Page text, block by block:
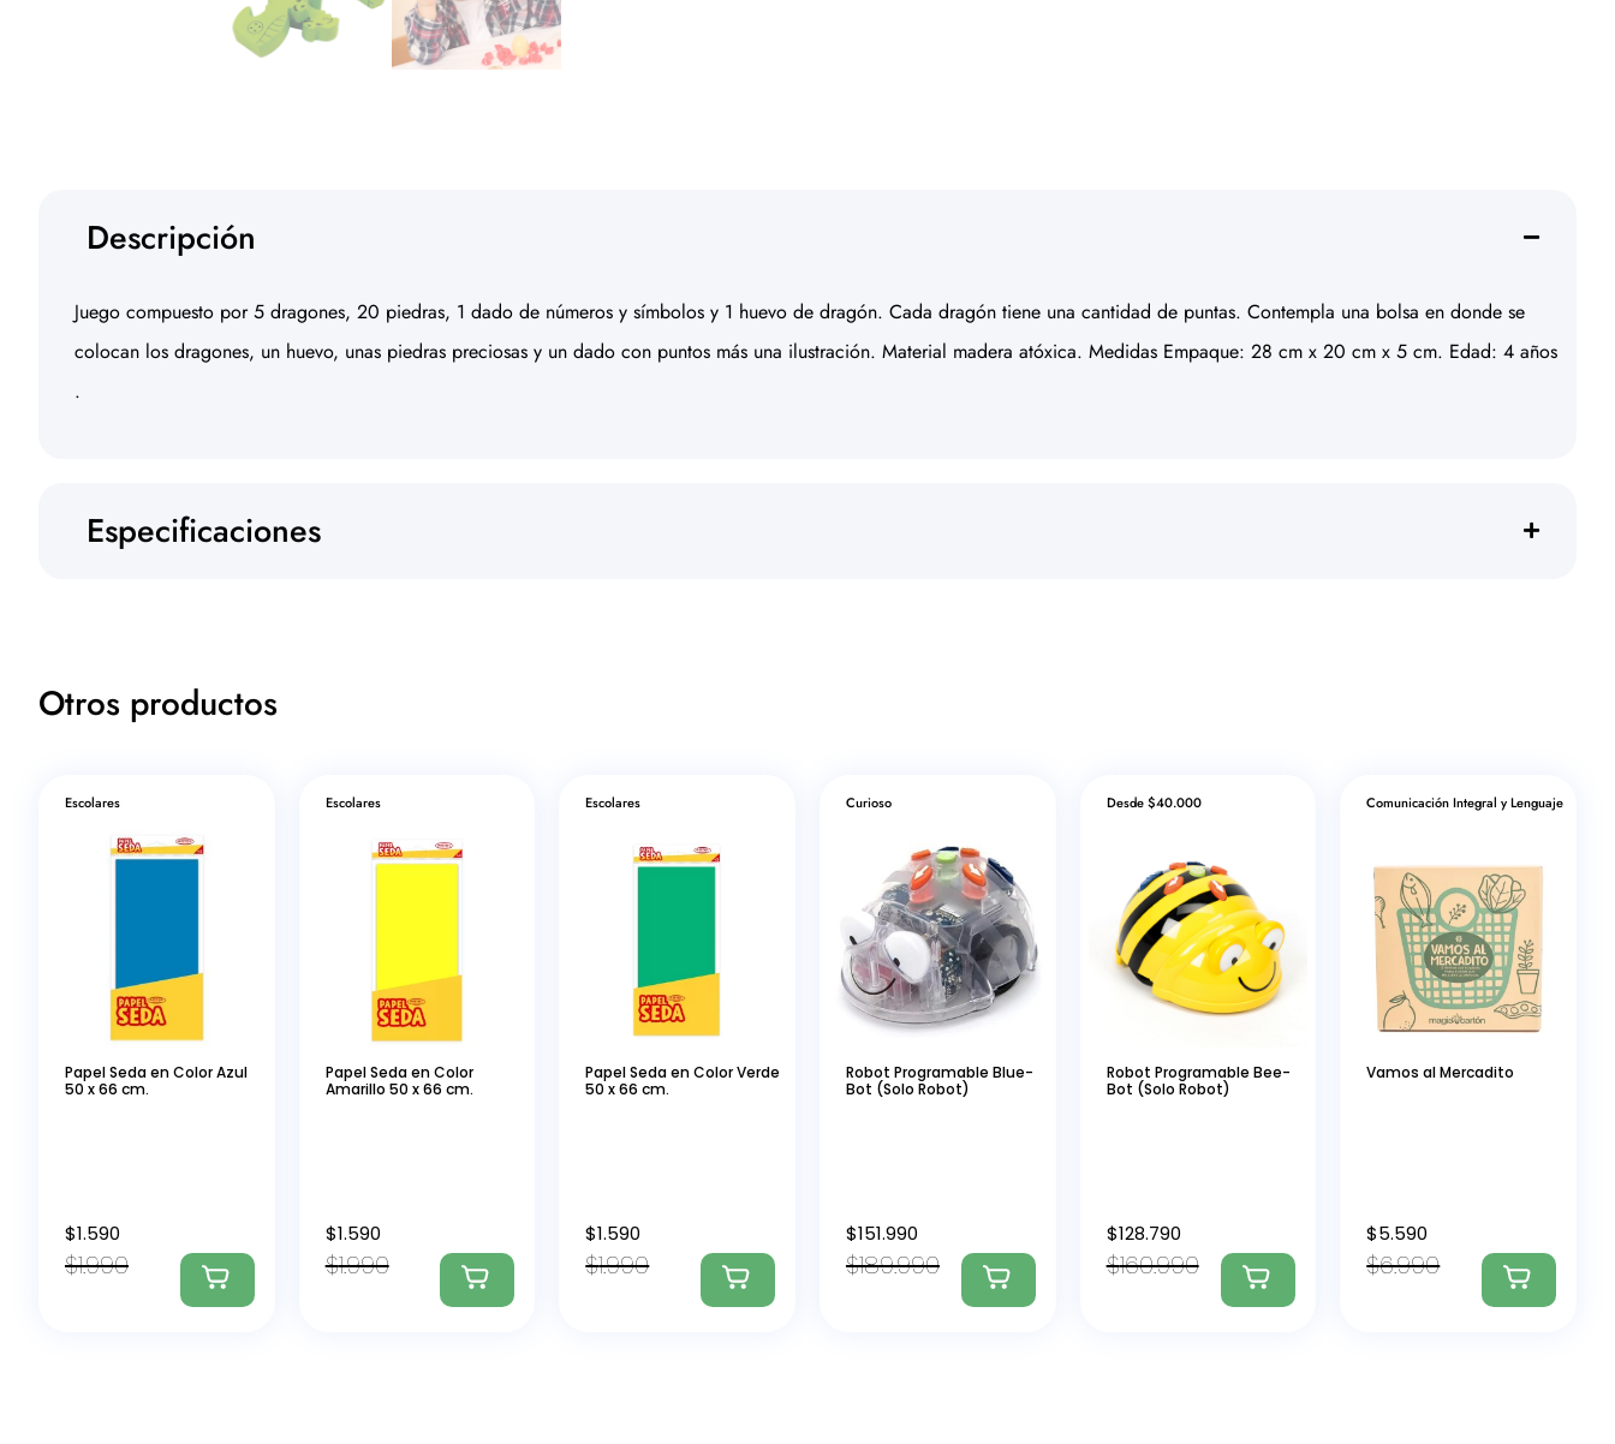
Descripción
Juego compuesto por 5 dragones, 20 piedras, 1 dado de números y símbolos y 1 huevo de dragón. Cada dragón tiene una cantidad de puntas. Contempla una bolsa en donde se
colocan los dragones, un huevo, unas piedras preciosas y un dado con puntos más una ilustración. Material madera atóxica. Medidas Empaque: 28 cm x 20 cm x 5 cm. Edad: 4 años
.
Especificaciones
Otros productos
Escolares
Papel Seda en Color Azul
50 x 66 cm.
$1.990
$1.590
Escolares
Papel Seda en Color
Amarillo 50 x 66 cm.
$1.990
$1.590
Escolares
Papel Seda en Color Verde
50 x 66 cm.
$1.990
$1.590
Curioso
Robot Programable Blue-
Bot (Solo Robot)
$189.990
$151.990
Desde $40.000
Robot Programable Bee-
Bot (Solo Robot)
$160.990
$128.790
Comunicación Integral y Lenguaje
Vamos al Mercadito
$6.990
$5.590